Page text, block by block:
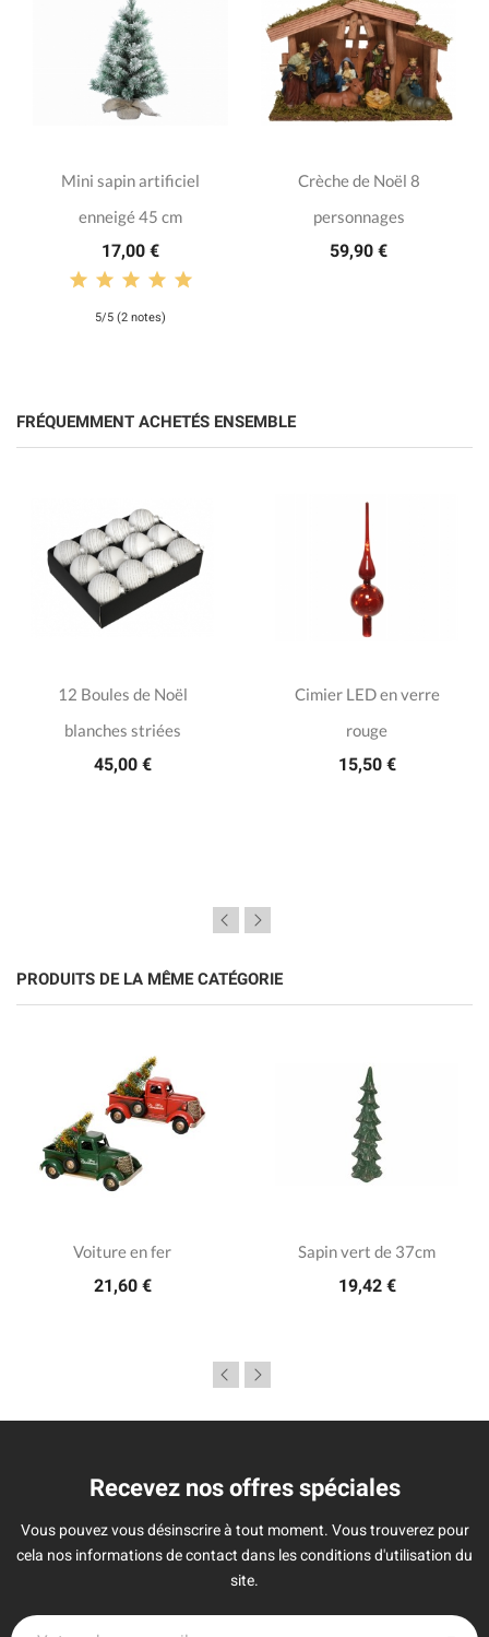
Mini sapin artificiel
enneigé 45 cm
17,00 €
5/5 (2 notes)
Crèche de Noël 8
personnages
59,90 €
FRÉQUEMMENT ACHETÉS ENSEMBLE
12 Boules de Noël
blanches striées
45,00 €
Cimier LED en verre
rouge
15,50 €
PRODUITS DE LA MÊME CATÉGORIE
Voiture en fer
21,60 €
Sapin vert de 37cm
19,42 €
Recevez nos offres spéciales
Vous pouvez vous désinscrire à tout moment. Vous trouverez pour
cela nos informations de contact dans les conditions d'utilisation du
site.